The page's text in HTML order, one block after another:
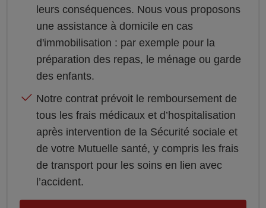
leurs conséquences. Nous vous proposons
une assistance à domicile en cas
d'immobilisation : par exemple pour la
préparation des repas, le ménage ou garde
des enfants.
Notre contrat prévoit le remboursement de
tous les frais médicaux et d’hospitalisation
après intervention de la Sécurité sociale et
de votre Mutuelle santé, y compris les frais
de transport pour les soins en lien avec
l’accident.